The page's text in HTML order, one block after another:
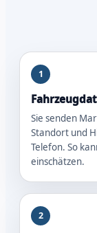
1
Sie senden
Standort und
Telefon. So
einschätzen.
2